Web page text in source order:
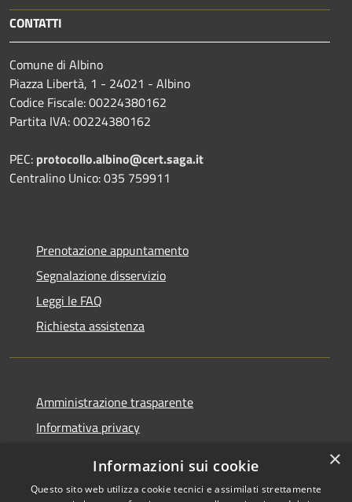
CONTATTI
Comune di Albino
Piazza Libertà, 1 - 24021 - Albino
Codice Fiscale: 00224380162
Partita IVA: 00224380162
PEC: protocollo.albino@cert.saga.it
Centralino Unico: 035 759911
Prenotazione appuntamento
Segnalazione disservizio
Leggi le FAQ
Richiesta assistenza
Amministrazione trasparente
Informativa privacy
Dichiarazione di accessibilità
×
Informazioni sui cookie
Questo sito web utilizza cookie tecnici e assimilati strettamente